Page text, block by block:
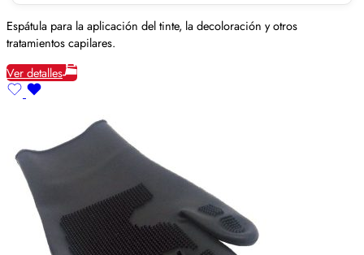
Espátula para la aplicación del tinte, la decoloración y otros
tratamientos capilares.
Ver detalles